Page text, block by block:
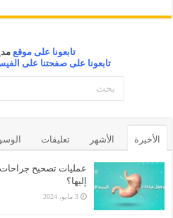
تابعونا على موقع
تابعونا على صفحتنا على
الأخيرة الأشهر تعليقات
عمليات تصحيح
إليها؟
3 مايو، 2024